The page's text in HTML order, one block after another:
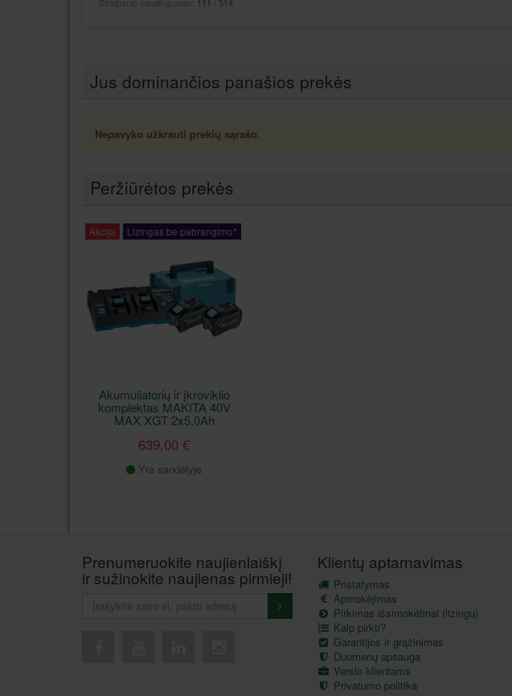
Jus dominančios panašios prekės
Nepavyko užkrauti prekių sąrašo.
Peržiūrėtos prekės
Akcija Lizingas be pabrangimo*
Akumuliatorių ir įkroviklio
komplektas MAKITA 40V
MAX XGT 2x5,0Ah
639,00 €
Yra sandėlyje
Prenumeruokite naujienlaiškį
ir sužinokite naujienas pirmieji!
Klientų aptarnavimas
Pristatymas
Apmokėjimas
Pirkimas išsimokėtinai (lizingu)
Kaip pirkti?
Garantijos ir grąžinimas
Duomenų apsauga
Verslo klientams
Privatumo politika